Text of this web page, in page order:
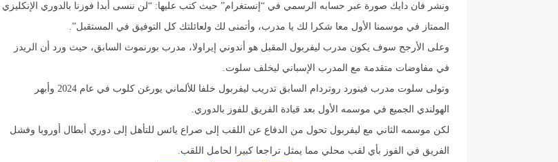
ونشر فان دايك صورة عبر حسابه الرسمي في “إنستغرام” حيث كتب عليها: “لن ننسى أبدا فوزنا بالدوري الإنكليزي
الممتاز في موسمنا الأول معا شكرا لك يا مدرب، وأتمنى لك ولعائلتك كل التوفيق في المستقبل”.
وعلى الأرجح سوف يكون مدرب ليفربول المقبل هو أندوني إيراولا، مدرب بورنموث السابق، حيث ورد أن الريدز
في مفاوضات متقدمة مع المدرب الإسباني ليخلف سلوت.
وتولى سلوت مدرب فينورد روتردام السابق تدريب ليفربول خلفا للألماني يورغن كلوب في عام 2024 وأبهر
الهولندي الجميع في موسمه الأول بعد قيادة الفريق للفوز بالدوري.
لكن موسمه الثاني مع ليفربول تحول من الدفاع عن اللقب إلى صراع يائس للتأهل إلى دوري أبطال أوروبا وفشل
الفريق في الفوز بأي لقب محلي مما يمثل تراجعا كبيرا لحامل اللقب.